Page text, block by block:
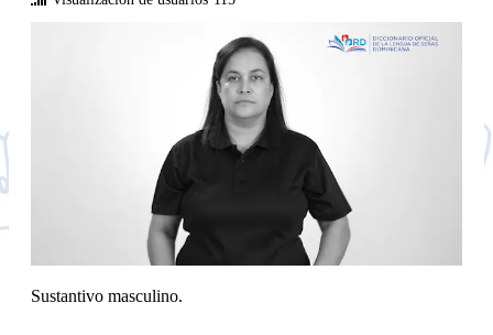
Sustantivo masculino.